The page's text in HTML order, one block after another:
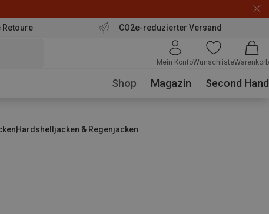
Retoure CO2e-reduzierter Versand
Mein KontoWunschlisteWarenkorb
Shop Magazin Second Hand
Hardshelljacken & Regenjacken